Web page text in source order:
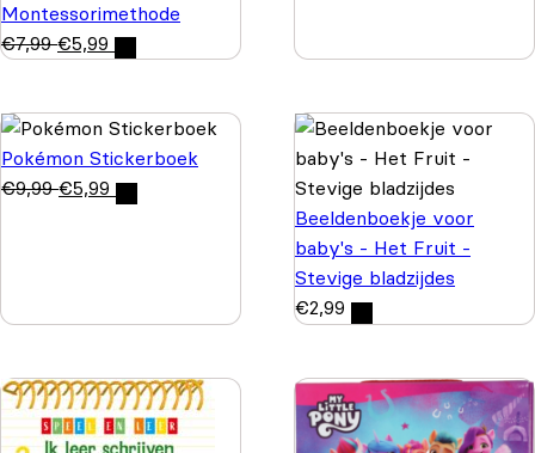
Montessorimethode
€7,99 €5,99
Pokémon Stickerboek
€9,99 €5,99
Beeldenboekje voor
baby's - Het Fruit -
Stevige bladzijdes
€2,99